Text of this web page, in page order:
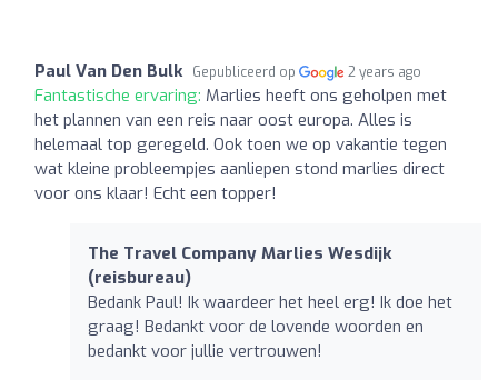
Paul Van Den Bulk Gepubliceerd op 2 years ago
Fantastische ervaring: Marlies heeft ons geholpen met
het plannen van een reis naar oost europa. Alles is
helemaal top geregeld. Ook toen we op vakantie tegen
wat kleine probleempjes aanliepen stond marlies direct
voor ons klaar! Echt een topper!
The Travel Company Marlies Wesdijk
(reisbureau)
Bedank Paul! Ik waardeer het heel erg! Ik doe het
graag! Bedankt voor de lovende woorden en
bedankt voor jullie vertrouwen!